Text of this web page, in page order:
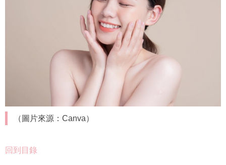
（圖片來源：Canva）
回到目錄